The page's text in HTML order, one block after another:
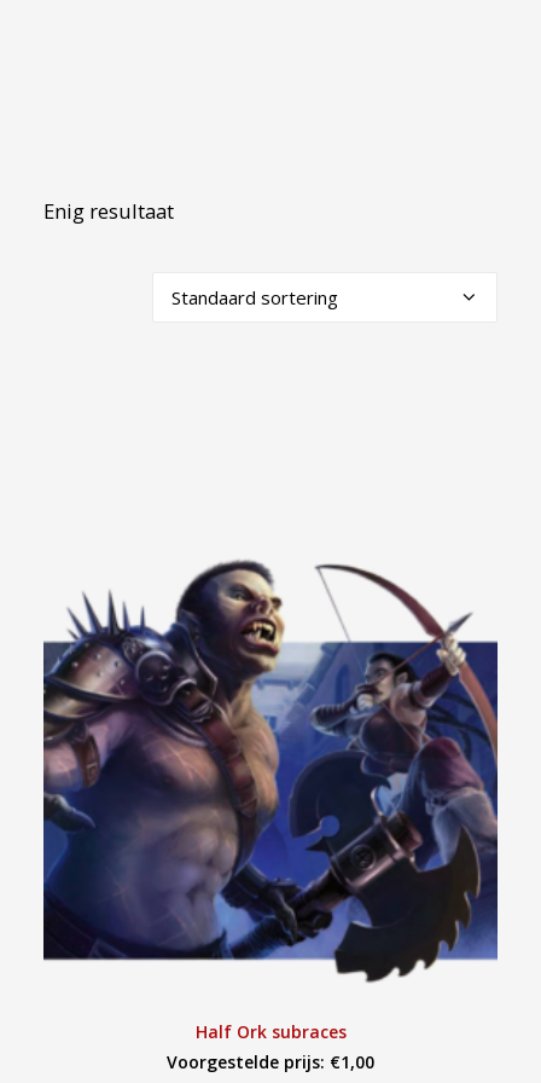
Enig resultaat
TOEVOEGEN AAN WINKELWAGEN
Half Ork subraces
Voorgestelde prijs: €1,00